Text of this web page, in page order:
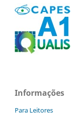
Informações
Para Leitores